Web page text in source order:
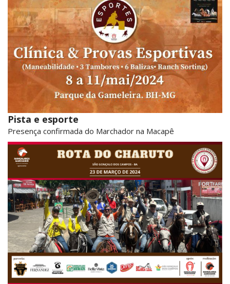
Pista e esporte
Presença confirmada do Marchador na Macapê